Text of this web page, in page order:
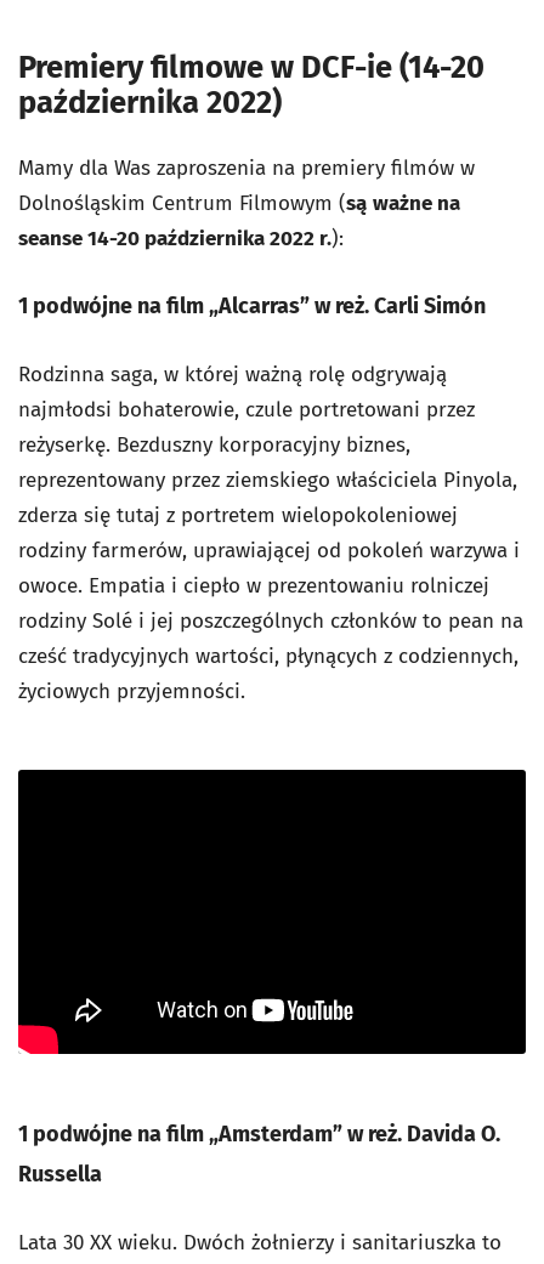
Premiery filmowe w DCF-ie (14-20
października 2022)
Mamy dla Was zaproszenia na premiery filmów w
Dolnośląskim Centrum Filmowym (są ważne na
seanse 14-20 października 2022 r.):
1 podwójne na film„Alcarras” w reż. Carli Simón
Rodzinna saga, w której ważną rolę odgrywają
najmłodsi bohaterowie, czule portretowani przez
reżyserkę. Bezduszny korporacyjny biznes,
reprezentowany przez ziemskiego właściciela Pinyola,
zderza się tutaj z portretem wielopokoleniowej
rodziny farmerów, uprawiającej od pokoleń warzywa i
owoce. Empatia i ciepło w prezentowaniu rolniczej
rodziny Solé i jej poszczególnych członków to pean na
cześć tradycyjnych wartości, płynących z codziennych,
życiowych przyjemności.
1 podwójne na film„Amsterdam” w reż. Davida O.
Russella
Lata 30 XX wieku. Dwóch żołnierzy i sanitariuszka to